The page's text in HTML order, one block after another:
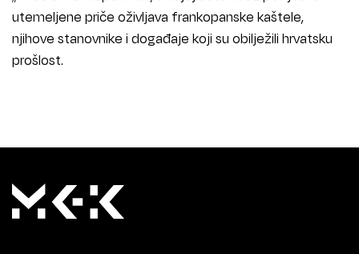
utemeljene priče oživljava frankopanske kaštele,
njihove stanovnike i događaje koji su obilježili hrvatsku
prošlost.